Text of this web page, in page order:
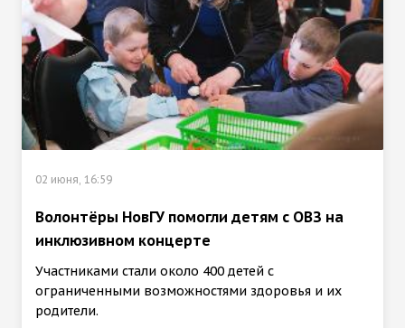
02 июня, 16:59
Волонтёры НовГУ помогли детям с ОВЗ на
инклюзивном концерте
Участниками стали около 400 детей с
ограниченными возможностями здоровья и их
родители.